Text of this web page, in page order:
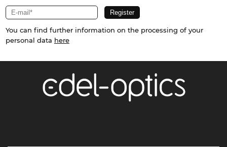
You can find further information on the processing of your
personal data here